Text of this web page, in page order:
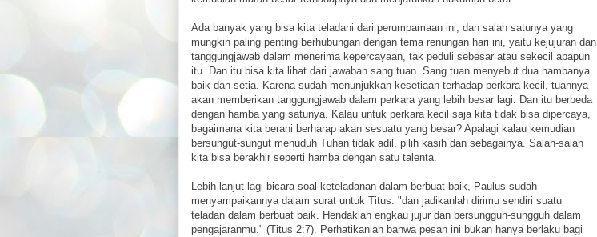
Ada banyak yang bisa kita teladani dari perumpamaan ini, dan salah satunya yang
mungkin paling penting berhubungan dengan tema renungan hari ini, yaitu kejujuran dan
tanggungjawab dalam menerima kepercayaan, tak peduli sebesar atau sekecil apapun
itu. Dan itu bisa kita lihat dari jawaban sang tuan. Sang tuan menyebut dua hambanya
baik dan setia. Karena sudah menunjukkan kesetiaan terhadap perkara kecil, tuannya
akan memberikan tanggungjawab dalam perkara yang lebih besar lagi. Dan itu berbeda
dengan hamba yang satunya. Kalau untuk perkara kecil saja kita tidak bisa dipercaya,
bagaimana kita berani berharap akan sesuatu yang besar? Apalagi kalau kemudian
bersungut-sungut menuduh Tuhan tidak adil, pilih kasih dan sebagainya. Salah-salah
kita bisa berakhir seperti hamba dengan satu talenta.
Lebih lanjut lagi bicara soal keteladanan dalam berbuat baik, Paulus sudah
menyampaikannya dalam surat untuk Titus. "dan jadikanlah dirimu sendiri suatu
teladan dalam berbuat baik. Hendaklah engkau jujur dan bersungguh-sungguh dalam
pengajaranmu." (Titus 2:7). Perhatikanlah bahwa pesan ini bukan hanya berlaku bagi